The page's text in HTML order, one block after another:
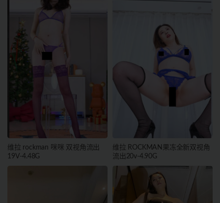
维拉 rockman 咪咪 双视角流出
19V-4.48G
维拉 ROCKMAN果冻全新双视角
流出20v-4.90G